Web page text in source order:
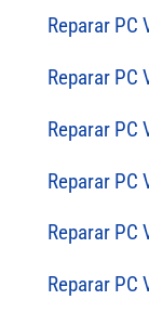
Reparar PC
Reparar PC
Reparar PC
Reparar PC
Reparar PC
Reparar PC